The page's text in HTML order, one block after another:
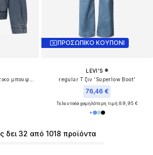
ΠΡΟΣΩΠΙΚΟ ΚΟΥΠΟΝΙ
LEVI'S ®
regular Τζιν 'Superlow Boot'
76,46 €
Τελευταία χαμηλότερη τιμή:89,95 €
δει 32 από 1018 προϊόντα